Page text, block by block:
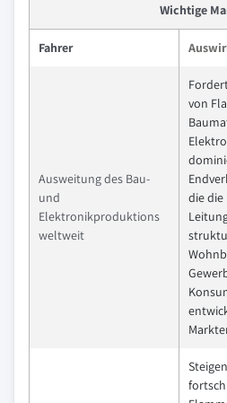
Wichtige
Fahrer
Ausweitung des Bau-
und
Elektronikproduktions
weltweit
von
die